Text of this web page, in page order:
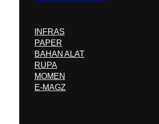
INFRAS
PAPER
BAHAN ALAT
RUPA
MOMEN
E-MAGZ